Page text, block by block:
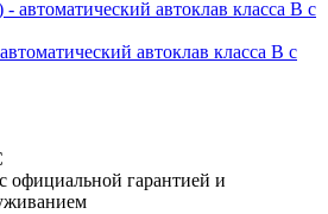
автоклав класса B с
официальной гарантией и